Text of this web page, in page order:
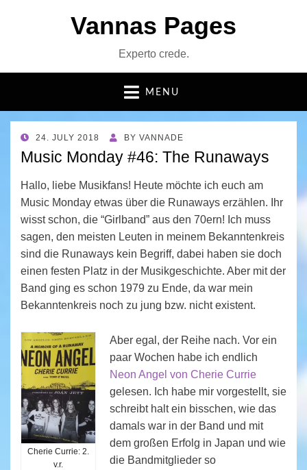
Vannas Pages
Experto crede.
MENU
POSTED
ON
24. JULY 2018 BY VANNADE
Music Monday #46: The Runaways
Hallo, liebe Musikfans! Heute möchte ich euch am
Music Monday etwas über die Runaways erzählen. Ihr
wisst schon, die “Girlband” aus den 70ern! Ich muss
sagen, den meisten Leuten in meinem Bekanntenkreis
sind die Runaways kein Begriff, dabei haben sie doch
einen festen Platz in der Musikgeschichte. Aber mit der
Band ging es schon 1979 zu Ende, da war mein
Bekanntenkreis noch zu jung bzw. nicht existent.
Cherie Currie: 2.
v.r.
Aber egal, der Reihe nach. Vor ein
paar Wochen habe ich endlich
Neon Angel von Cherie Currie
gelesen. Ich habe mir vorgestellt, sie
schreibt halt ein bisschen, wie das
damals war in der Band und mit
dem großen Erfolg in Japan und wie
die Bandmitglieder so